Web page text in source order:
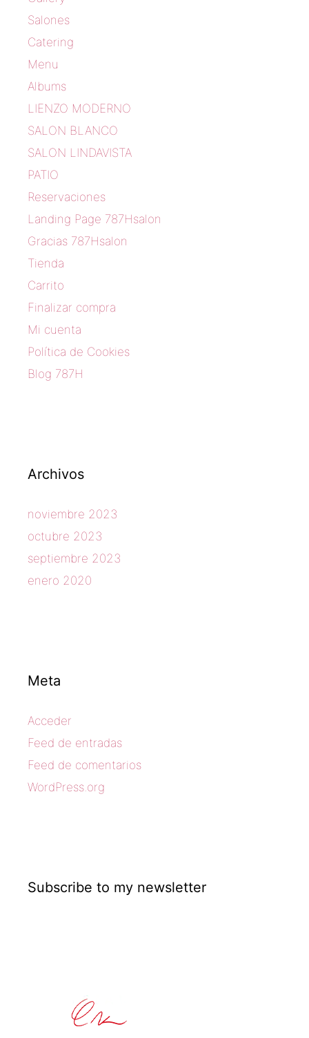
Salones
Catering
Menu
Albums
LIENZO MODERNO
SALON BLANCO
SALON LINDAVISTA
PATIO
Reservaciones
Landing Page 787Hsalon
Gracias 787Hsalon
Tienda
Carrito
Finalizar compra
Mi cuenta
Política de Cookies
Blog 787H
Archivos
noviembre 2023
octubre 2023
septiembre 2023
enero 2020
Meta
Acceder
Feed de entradas
Feed de comentarios
WordPress.org
Subscribe to my newsletter